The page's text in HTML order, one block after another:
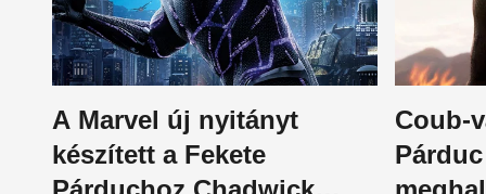
A Marvel új nyitányt
készített a Fekete
Coub-